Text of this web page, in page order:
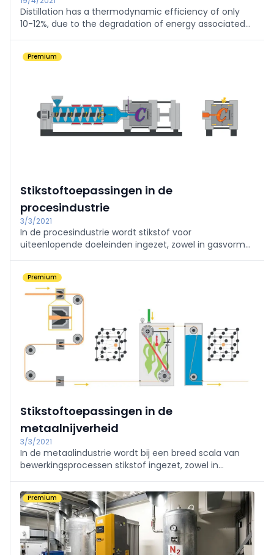
Distillation has a thermodynamic efficiency of only
10-12%, due to the degradation of energy associated
Premium
Stikstoftoepassingen in de
procesindustrie
3/3/2021
In de procesindustrie wordt stikstof voor
uiteenlopende doeleinden ingezet, zowel in gasvorm
Premium
Stikstoftoepassingen in de
metaalnijverheid
3/3/2021
In de metaalindustrie wordt bij een breed scala van
bewerkingsprocessen stikstof ingezet, zowel in
Premium